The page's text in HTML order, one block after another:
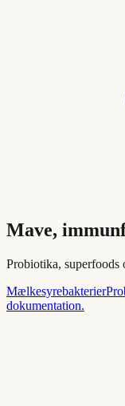
Mave,
Probiotika, superfoods
Mælkesyrebakterier
dokumentation.